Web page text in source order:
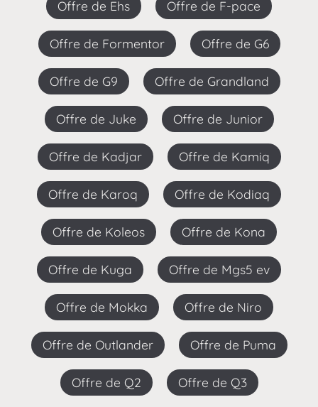
Offre de Ehs Offre de F-pace
Offre de Formentor Offre de G6
Offre de G9 Offre de Grandland
Offre de Juke Offre de Junior
Offre de Kadjar Offre de Kamiq
Offre de Karoq Offre de Kodiaq
Offre de Koleos Offre de Kona
Offre de Kuga Offre de Mgs5 ev
Offre de Mokka Offre de Niro
Offre de Outlander Offre de Puma
Offre de Q2 Offre de Q3